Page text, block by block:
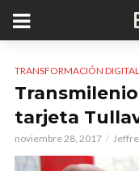
TRANSFORMACIÓN DIGITAL
tarjeta
noviembre 28, 2017